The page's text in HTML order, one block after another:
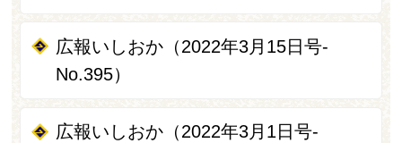
広報いしおか（2022年3月15日号-
No.395）
広報いしおか（2022年3月1日号-